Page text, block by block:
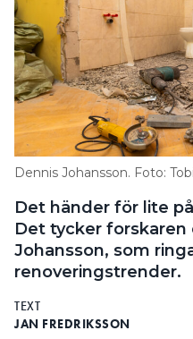
Dennis Johansson. Foto:
Det händer för lite
Det tycker
Johansson, som
renoveringstrender.
TEXT
JAN FREDRIKSSON